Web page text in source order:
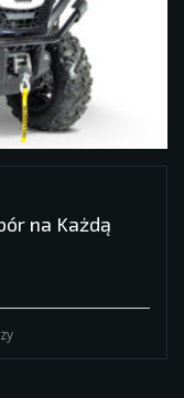
na Każdą